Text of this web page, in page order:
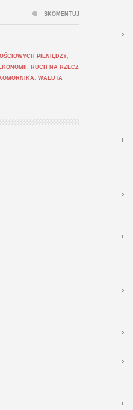
PIENIĘDZY,
, RUCH NA RZECZ
, WALUTA
SKOMENTUJ